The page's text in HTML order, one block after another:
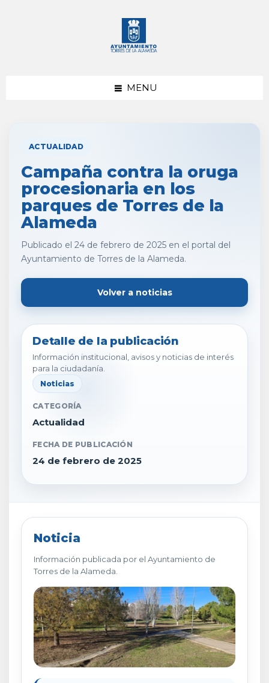
MENU
ACTUALIDAD
Campaña contra la oruga
procesionaria en los
parques de Torres de la
Alameda
Publicado el 24 de febrero de 2025 en el portal del
Ayuntamiento de Torres de la Alameda.
Volver a noticias
Detalle de la publicación
Información institucional, avisos y noticias de interés
para la ciudadanía.
Noticias
CATEGORÍA
Actualidad
FECHA DE PUBLICACIÓN
24 de febrero de 2025
Noticia
Información publicada por el Ayuntamiento de
Torres de la Alameda.